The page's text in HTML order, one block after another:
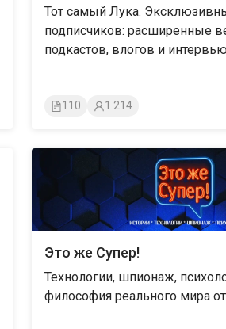
Тот самый Лука.
подпиcчиков: расширенные
подкастов, влогов и
110 1 214
Это же Супер!
Технологии, шпионаж,
философия реального мира